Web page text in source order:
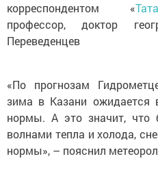
корреспондентом «
профессор, доктор
Переведенцев
«По прогнозам
зима в Казани ожидается
нормы. А это значит, что
волнами тепла и холода,
нормы», – пояснил